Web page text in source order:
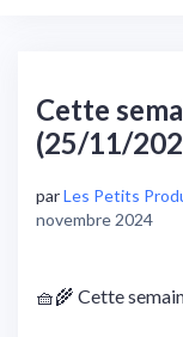
Cette
(25/11/
parLes Petits
novembre 2024
🧺🌾 Cette